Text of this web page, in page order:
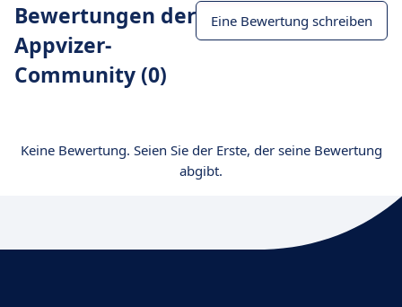
Bewertungen der
Appvizer-
Community (0)
Eine Bewertung schreiben
Keine Bewertung. Seien Sie der Erste, der seine Bewertung
abgibt.